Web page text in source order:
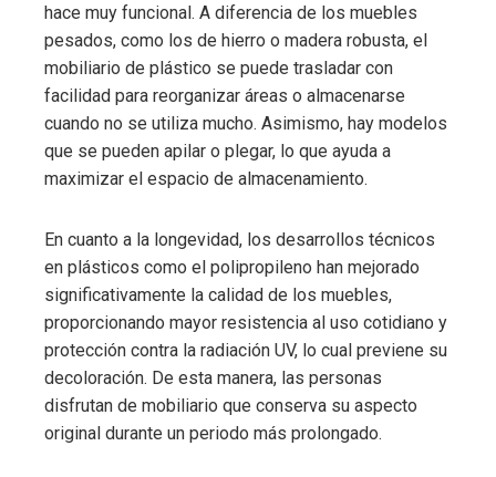
hace muy funcional. A diferencia de los muebles
pesados, como los de hierro o madera robusta, el
mobiliario de plástico se puede trasladar con
facilidad para reorganizar áreas o almacenarse
cuando no se utiliza mucho. Asimismo, hay modelos
que se pueden apilar o plegar, lo que ayuda a
maximizar el espacio de almacenamiento.
En cuanto a la longevidad, los desarrollos técnicos
en plásticos como el polipropileno han mejorado
significativamente la calidad de los muebles,
proporcionando mayor resistencia al uso cotidiano y
protección contra la radiación UV, lo cual previene su
decoloración. De esta manera, las personas
disfrutan de mobiliario que conserva su aspecto
original durante un periodo más prolongado.